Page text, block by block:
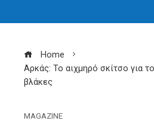
Home
Αρκάς: Το αιχμηρό σκίτσο για
βλάκες
MAGAZINE